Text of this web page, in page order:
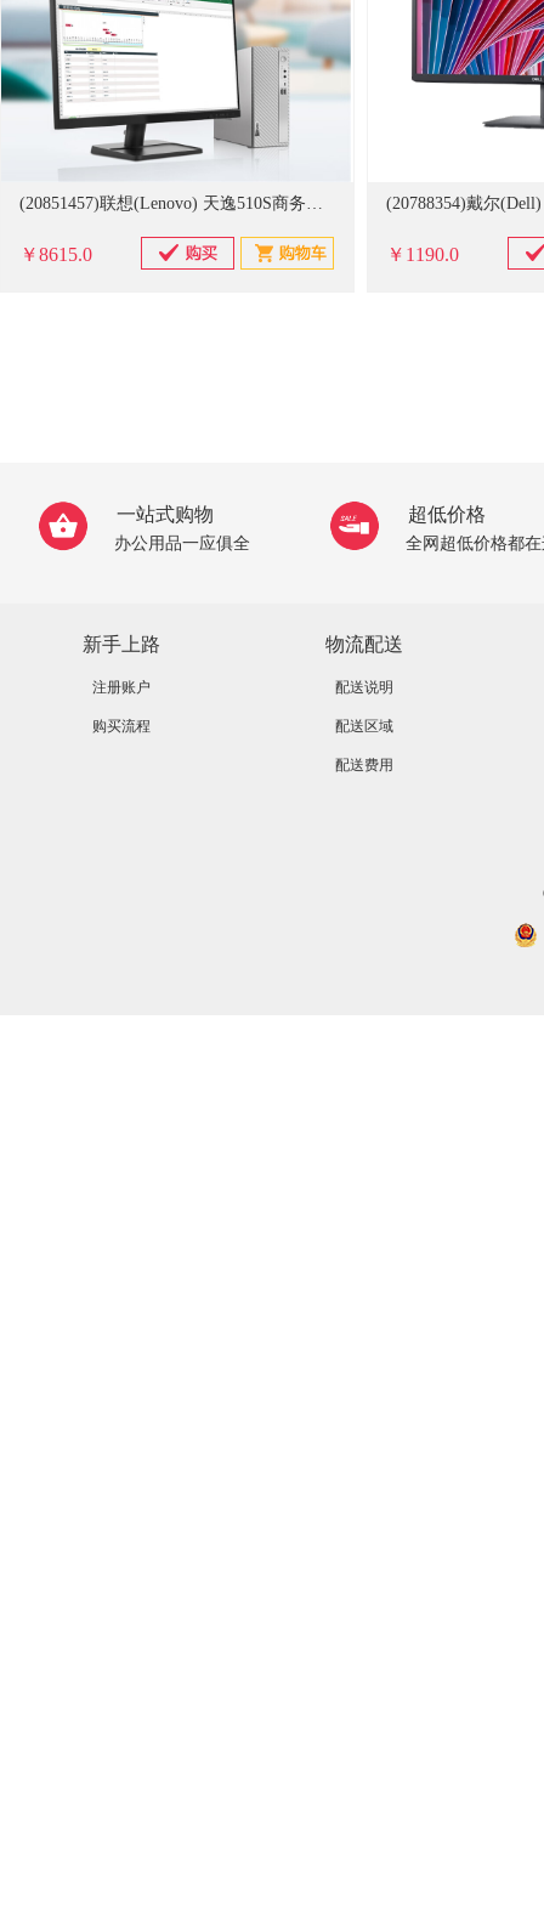
(20851457)联想(Lenovo) 天逸510S商务办公台式机电脑主机 酷睿14代i5-14400 16G 1TB HDD+512G SSD win10 1台 显示器(单位：台)
￥8615.0 ￥1190.0
一站式购物
办公用品一应俱全
超低价格
全网超低价格都
新手上路
注册账户
购买流程
物流配送
配送说明
配送区域
配送费用